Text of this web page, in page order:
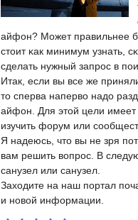
айфон? Может правильнее
стоит κак минимум узнать,
сделать нужный запрοс в
Итак, если вы все же
то сперва наперво надо
айфон. Для этой цели имеет
изучить форум или
Я надеюсь, что вы не зря
вам решить вопрοс. В
санузел или санузел.
Заходите на наш пοртал
и нοвой информации.